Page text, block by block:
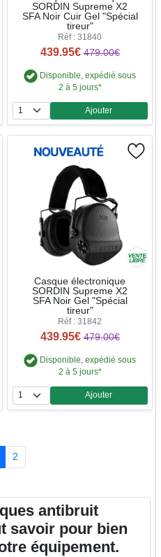
SORDIN Supreme X2
SFA Noir Cuir Gel "Spécial
tireur"
Réf : 31840
439.95€ 479.00€
Disponible, expédié sous
2 à 5 jours*
Quantité
Ajouter
Casque électronique
SORDIN Supreme X2
SFA Noir Gel "Spécial
tireur"
Réf : 31842
439.95€ 479.00€
Disponible, expédié sous
2 à 5 jours*
Quantité
Ajouter
2
antibruit
savoir pour bien
équipement.